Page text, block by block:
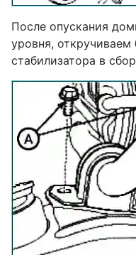
После опускания
уровня, откручиваем
стабилизатора в